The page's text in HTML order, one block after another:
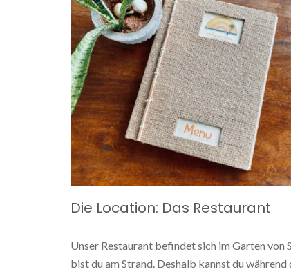
Die Location: Das Restaurant
Unser Restaurant befindet sich im Garten von
bist du am Strand. Deshalb kannst du während